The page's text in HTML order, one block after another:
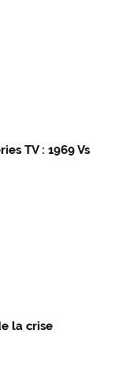
TV : 1969 Vs
la crise